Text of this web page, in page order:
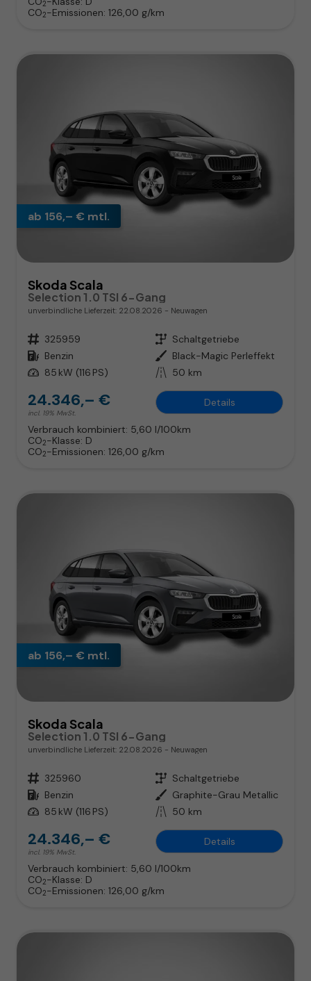
2
CO2-Emissionen: 126,00 g/km
ab 156,– € mtl.
Skoda Scala
Selection 1.0 TSI 6-Gang
unverbindliche Lieferzeit: 22.08.2026 Neuwagen
Fahrzeugnr. 325959 Getriebe Schaltgetriebe
Kraftstoff Benzin Außenfarbe Black-Magic Perleffekt
Leistung 85 kW (116 PS) Kilometerstand 50 km
24.346,– €
incl. 19% MwSt.
Details
Verbrauch kombiniert: 5,60 l/100km
CO2-Klasse: D
CO2-Emissionen: 126,00 g/km
ab 156,– € mtl.
Skoda Scala
Selection 1.0 TSI 6-Gang
unverbindliche Lieferzeit: 22.08.2026 Neuwagen
Fahrzeugnr. 325960 Getriebe Schaltgetriebe
Kraftstoff Benzin Außenfarbe Graphite-Grau Metallic
Leistung 85 kW (116 PS) Kilometerstand 50 km
24.346,– €
incl. 19% MwSt.
Details
Verbrauch kombiniert: 5,60 l/100km
CO2-Klasse: D
CO2-Emissionen: 126,00 g/km